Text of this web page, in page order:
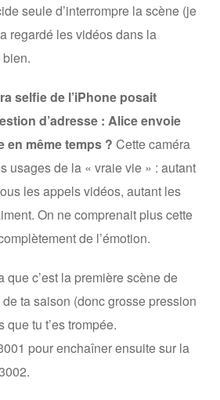
seule d’interrompre la scène (je
regardé les vidéos dans la
bien.
selfie de l’iPhone posait
d’adresse : Alice envoie
en même temps ? Cette caméra
usages de la « vraie vie » : autant
les appels vidéos, autant les
On ne comprenait plus cette
de l’émotion.
que c’est la première scène de
ta saison (donc grosse pression
tu t’es trompée.
pour enchaîner ensuite sur la